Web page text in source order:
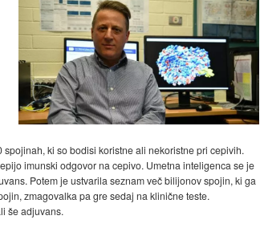
ki so bodisi koristne ali nekoristne pri cepivih.
imunski odgovor na cepivo. Umetna inteligenca se je
Potem je ustvarila seznam več bilijonov spojin, ki ga
zmagovalka pa gre sedaj na klinične teste.
še adjuvans.